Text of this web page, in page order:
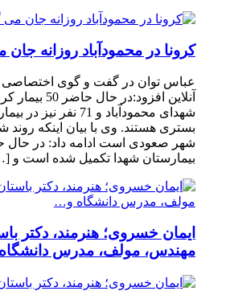
کرونا در محمودآباد روزانه جان
عباس توان در گفت و گوی اختصاصی
آنلاین
شهدای محمودآباد و 71
بستری هستند. وی با بیان اینکه روند
شهر صعودی است ادامه داد: در
بیمارستان شهدا تکمیل شده است و
ایمان خسروی؛ هنرمند، دکتر
مهندس، مولف، مدرس